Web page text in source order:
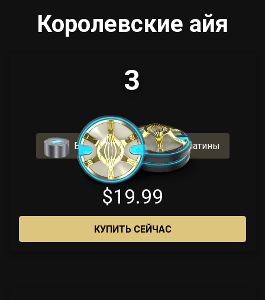
Королевские айя
3
Включает 200 бонусной платины
$19.99
КУПИТЬ СЕЙЧАС